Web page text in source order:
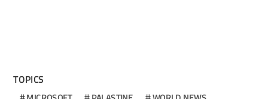
TOPICS